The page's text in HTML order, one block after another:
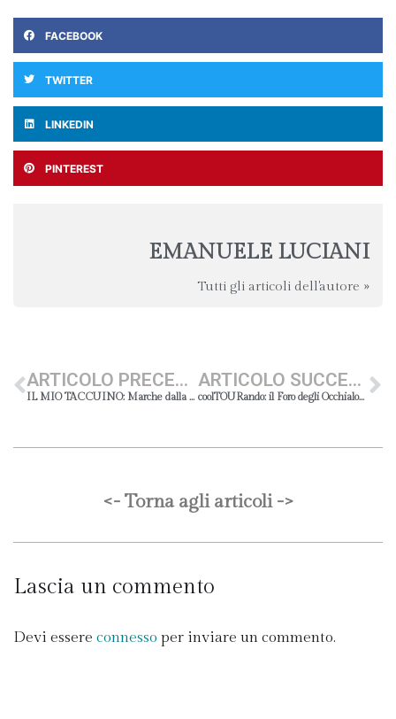
FACEBOOK
TWITTER
LINKEDIN
PINTEREST
EMANUELE LUCIANI
Tutti gli articoli dell'autore »
ARTICOLO PRECEDENTE
IL MIO TACCUINO: Marche dalla Vigna alla Tavola
ARTICOLO SUCCESSIVO
coolTOURando: il Foro degli Occhialoni con Francesca Travaglini di Radio Linea
<- Torna agli articoli ->
Lascia un commento
Devi essere connesso per inviare un commento.